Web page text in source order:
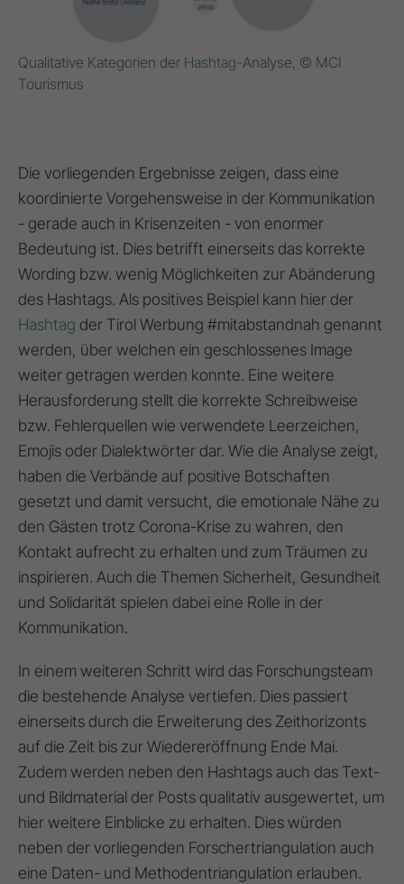
Qualitative Kategorien der Hashtag-Analyse, © MCI
Tourismus
Die vorliegenden Ergebnisse zeigen, dass eine
koordinierte Vorgehensweise in der Kommunikation
- gerade auch in Krisenzeiten - von enormer
Bedeutung ist. Dies betrifft einerseits das korrekte
Wording bzw. wenig Möglichkeiten zur Abänderung
des Hashtags. Als positives Beispiel kann hier der
Hashtag der Tirol Werbung #mitabstandnah genannt
werden, über welchen ein geschlossenes Image
weiter getragen werden konnte. Eine weitere
Herausforderung stellt die korrekte Schreibweise
bzw. Fehlerquellen wie verwendete Leerzeichen,
Emojis oder Dialektwörter dar. Wie die Analyse zeigt,
haben die Verbände auf positive Botschaften
gesetzt und damit versucht, die emotionale Nähe zu
den Gästen trotz Corona-Krise zu wahren, den
Kontakt aufrecht zu erhalten und zum Träumen zu
inspirieren. Auch die Themen Sicherheit, Gesundheit
und Solidarität spielen dabei eine Rolle in der
Kommunikation.
In einem weiteren Schritt wird das Forschungsteam
die bestehende Analyse vertiefen. Dies passiert
einerseits durch die Erweiterung des Zeithorizonts
auf die Zeit bis zur Wiedereröffnung Ende Mai.
Zudem werden neben den Hashtags auch das Text-
und Bildmaterial der Posts qualitativ ausgewertet, um
hier weitere Einblicke zu erhalten. Dies würden
neben der vorliegenden Forschertriangulation auch
eine Daten- und Methodentriangulation erlauben.